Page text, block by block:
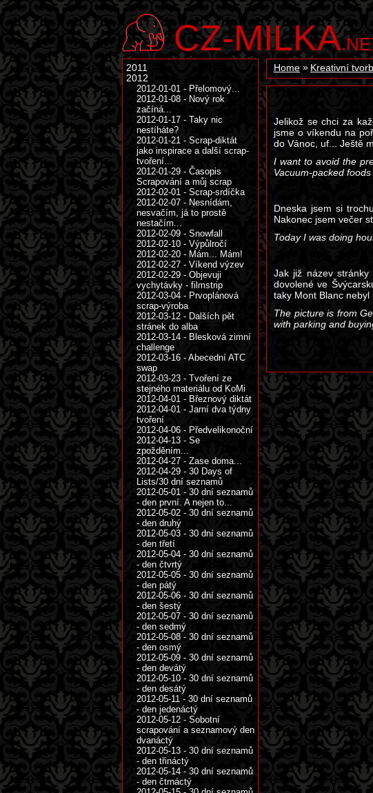
CZ-MILKA
Home Kreativní
Jelikož se chci za
jsme o víkendu na
do Vánoc, uf... Ještě
I want to avoid the
Vacuum-packed
Dneska jsem si
Nakonec jsem večer
Today I was doing
Jak již název
dovolené ve
taky Mont Blanc
The picture is from
with parking and
2011
2012
2012-01-01 - Přelomový...
2012-01-08 - Nový rok
začíná...
2012-01-17 - Taky nic
nestíháte?
2012-01-21 - Scrap-diktát
jako inspirace a další scrap-
tvoření...
2012-01-29 - Časopis
Scrapování a můj scrap
2012-02-01 - Scrap-srdíčka
2012-02-07 - Nesnídám,
nesvačím, já to prostě
nestačím...
2012-02-09 - Snowfall
2012-02-10 - Výpůlročí
2012-02-20 - Mám... Mám!
2012-02-27 - Víkend výzev
2012-02-29 - Objevuji
vychytávky - filmstrip
2012-03-04 - Prvoplánová
scrap-výroba
2012-03-12 - Dalších pět
stránek do alba
2012-03-14 - Blesková zimní
challenge
2012-03-16 - Abecední ATC
swap
2012-03-23 - Tvoření ze
stejného materiálu od KoMi
2012-04-01 - Březnový diktát
2012-04-01 - Jarní dva týdny
tvoření
2012-04-06 - Předvelikonoční
2012-04-13 - Se
zpožděním...
2012-04-27 - Zase doma...
2012-04-29 - 30 Days of
Lists/30 dní seznamů
2012-05-01 - 30 dní seznamů
- den první. A nejen to...
2012-05-02 - 30 dní seznamů
- den druhý
2012-05-03 - 30 dní seznamů
- den třetí
2012-05-04 - 30 dní seznamů
- den čtvrtý
2012-05-05 - 30 dní seznamů
- den pátý
2012-05-06 - 30 dní seznamů
- den šestý
2012-05-07 - 30 dní seznamů
- den sedmý
2012-05-08 - 30 dní seznamů
- den osmý
2012-05-09 - 30 dní seznamů
- den devátý
2012-05-10 - 30 dní seznamů
- den desátý
2012-05-11 - 30 dní seznamů
- den jedenáctý
2012-05-12 - Sobotní
scrapování a seznamový den
dvanáctý
2012-05-13 - 30 dní seznamů
- den třináctý
2012-05-14 - 30 dní seznamů
- den čtrnáctý